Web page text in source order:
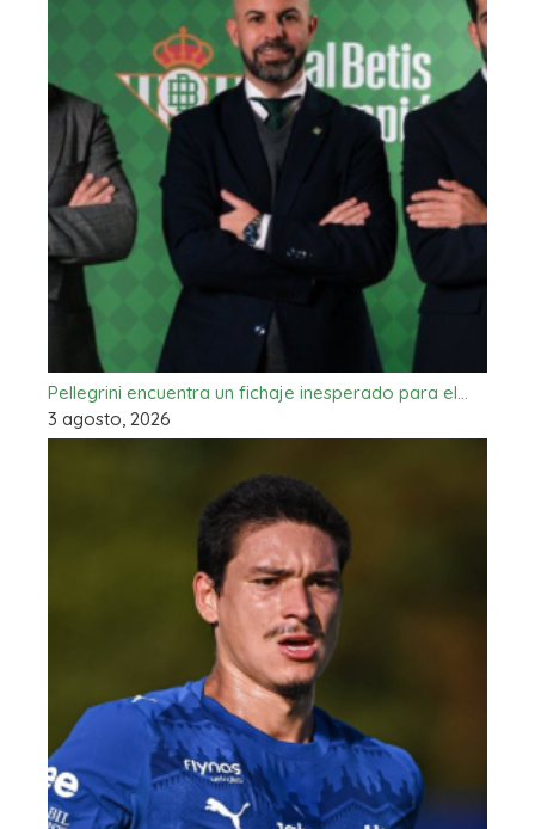
Pellegrini encuentra un fichaje inesperado para el…
3 agosto, 2026